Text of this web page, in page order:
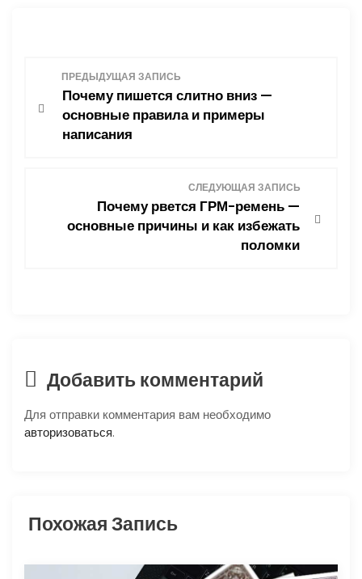
я
п
о
а
ПРЕДЫДУЩАЯ ЗАПИСЬ
Почему пишется слитно вниз —
основные правила и примеры
написания
СЛЕДУЮЩАЯ ЗАПИСЬ
Почему рвется ГРМ-ремень —
основные причины и как избежать
поломки
Добавить комментарий
Для отправки комментария вам необходимо
авторизоваться.
Похожая Запись